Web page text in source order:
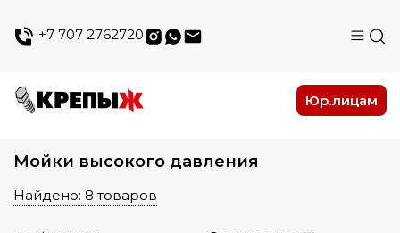
+7 707 2762720
Юр.лицам
Мойки высокого давления
Найдено: 8 товаров